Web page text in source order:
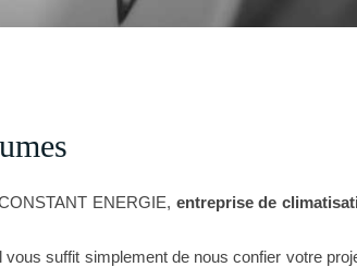
ENERGIE, entreprise de
suffit simplement de nous confier votre